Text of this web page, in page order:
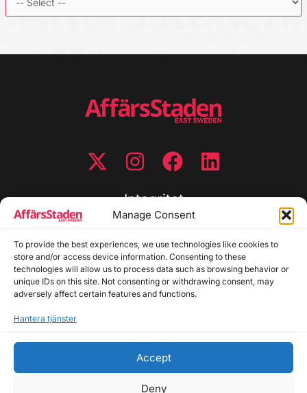
Manage Consent
To provide the best experiences, we use technologies like cookies to
store and/or access device information. Consenting to these
technologies will allow us to process data such as browsing behavior or
unique IDs on this site. Not consenting or withdrawing consent, may
adversely affect certain features and functions.
Hantera tjänster
Accept
Deny
Integritet
Cookiepolicy
Disclaimer
Redaktionell policy
Utgivarinformation
Allmänna frågor: info@affarsstaden.se | Tipsa